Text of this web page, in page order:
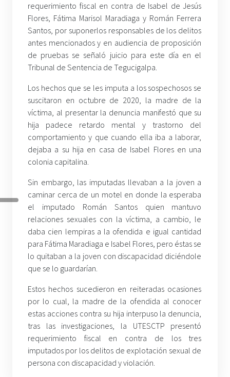
requerimiento fiscal en contra de Isabel de Jesús
Flores, Fátima Marisol Maradiaga y Román Ferrera
Santos, por suponerlos responsables de los delitos
antes mencionados y en audiencia de proposición
de pruebas se señaló juicio para este día en el
Tribunal de Sentencia de Tegucigalpa.
Los hechos que se les imputa a los sospechosos se
suscitaron en octubre de 2020, la madre de la
víctima, al presentar la denuncia manifestó que su
hija padece retardo mental y trastorno del
comportamiento y que cuando ella iba a laborar,
dejaba a su hija en casa de Isabel Flores en una
colonia capitalina.
Sin embargo, las imputadas llevaban a la joven a
caminar cerca de un motel en donde la esperaba
el imputado Román Santos quien mantuvo
relaciones sexuales con la víctima, a cambio, le
daba cien lempiras a la ofendida e igual cantidad
para Fátima Maradiaga e Isabel Flores, pero éstas se
lo quitaban a la joven con discapacidad diciéndole
que se lo guardarían.
Estos hechos sucedieron en reiteradas ocasiones
por lo cual, la madre de la ofendida al conocer
estas acciones contra su hija interpuso la denuncia,
tras las investigaciones, la UTESCTP presentó
requerimiento fiscal en contra de los tres
imputados por los delitos de explotación sexual de
persona con discapacidad y violación.